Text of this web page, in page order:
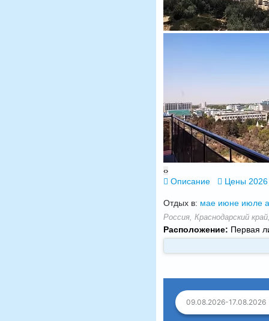
‹›
Описание Цены
Отдых в: мае июне июле
Россия, Краснодарский
Расположение: Первая
09.08.2026-17.08.2026